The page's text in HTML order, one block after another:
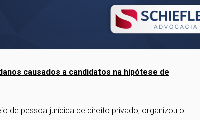
causados a candidatos na hipótese de
de pessoa jurídica de direito privado, organizou o